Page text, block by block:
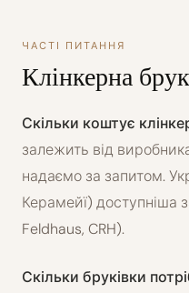
ЧАСТІ ПИТАННЯ
Клінкерна
Скільки коштує
залежить від
надаємо за запитом.
Керамейї) доступніша
Feldhaus, CRH).
Скільки бруківки